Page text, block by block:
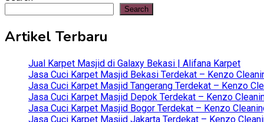
Search
Artikel Terbaru
Jual Karpet Masjid di Galaxy Bekasi | Alifana Karpet
Jasa Cuci Karpet Masjid Bekasi Terdekat – Kenzo
Jasa Cuci Karpet Masjid Tangerang Terdekat – Kenzo
Jasa Cuci Karpet Masjid Depok Terdekat – Kenzo
Jasa Cuci Karpet Masjid Bogor Terdekat – Kenzo
Jasa Cuci Karpet Masjid Jakarta Terdekat – Kenzo